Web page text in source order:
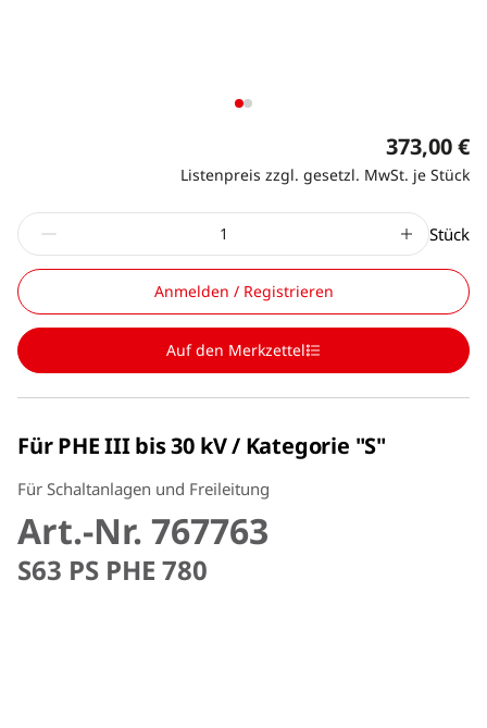
373,00 €
Listenpreis zzgl. gesetzl. MwSt. je Stück
Stück
Anmelden / Registrieren
Auf den Merkzettel
Für PHE III bis 30 kV / Kategorie "S"
Für Schaltanlagen und Freileitung
Art.-Nr. 767763
S63 PS PHE 780